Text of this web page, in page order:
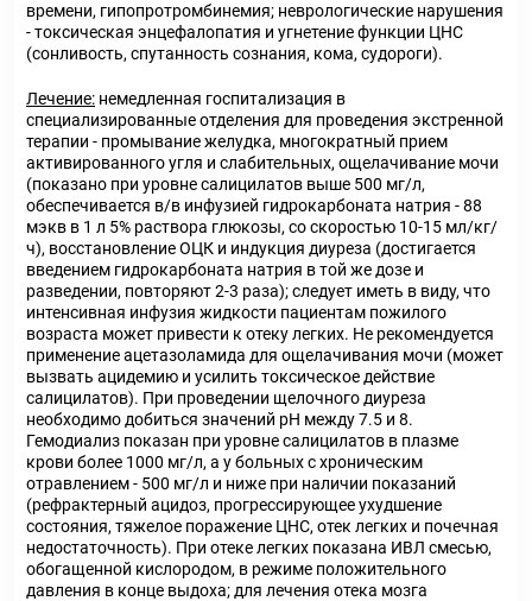
времени, гипопротромбинемия; неврологические нарушения
- токсическая энцефалопатия и угнетение функции ЦНС
(сонливость, спутанность сознания, кома, судороги).
Лечение: немедленная госпитализация в
специализированные отделения для проведения экстренной
терапии - промывание желудка, многократный прием
активированного угля и слабительных, ощелачивание мочи
(показано при уровне салицилатов выше 500 мг/л,
обеспечивается в/в инфузией гидрокарбоната натрия - 88
мэкв в 1 л 5% раствора глюкозы, со скоростью 10-15 мл/кг/
ч), восстановление ОЦК и индукция диуреза (достигается
введением гидрокарбоната натрия в той же дозе и
разведении, повторяют 2-3 раза); следует иметь в виду, что
интенсивная инфузия жидкости пациентам пожилого
возраста может привести к отеку легких. Не рекомендуется
применение ацетазоламида для ощелачивания мочи (может
вызвать ацидемию и усилить токсическое действие
салицилатов). При проведении щелочного диуреза
необходимо добиться значений pH между 7.5 и 8.
Гемодиализ показан при уровне салицилатов в плазме
крови более 1000 мг/л, а у больных с хроническим
отравлением - 500 мг/л и ниже при наличии показаний
(рефрактерный ацидоз, прогрессирующее ухудшение
состояния, тяжелое поражение ЦНС, отек легких и почечная
недостаточность). При отеке легких показана ИВЛ смесью,
обогащенной кислородом, в режиме положительного
давления в конце выдоха; для лечения отека мозга